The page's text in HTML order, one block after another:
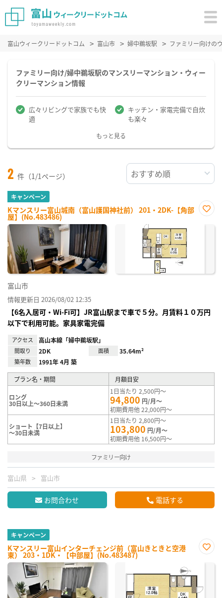
富山ウィークリードットコム 富山市 婦中鵜坂駅 ファミリー向けの
ファミリー向け/婦中鵜坂駅のマンスリーマンション・ウィー
クリーマンション情報
広々リビングで家族でも快
適
キッチン・家電完備で自炊
も楽々
もっと見る
2 件（1/1ページ）
キャンペーン
Kマンスリー富山城南（富山護国神社前） 201・2DK-【角部
屋】(No.483486)
に入
富山市
情報更新日 2026/08/02 12:35
【6名入居可・Wi-Fi可】JR富山駅まで車で５分。月賃料１０万円
以下で利用可能。家具家電完備
アクセス 高山本線「婦中鵜坂駅」
間取り 2DK 面積 35.64m²
築年数 1991年 4月 築
プラン名・期間 月額目安
ロング
30日以上～360日未満
1日当たり 2,500円～
94,800 円/月～
初期費用他 22,000円～
ショート【7日以上】
～30日未満
1日当たり 2,800円～
103,800 円/月～
初期費用他 16,500円～
ファミリー向け
富山県 富山市
お問合わせ 電話する
キャンペーン
Kマンスリー富山インターチェンジ前（富山きときと空港
東） 203・1DK・【中部屋】(No.483487)
に入